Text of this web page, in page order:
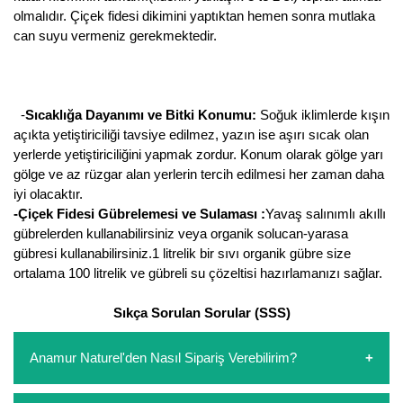
olmalıdır. Çiçek fidesi dikimini yaptıktan hemen sonra mutlaka
can suyu vermeniz gerekmektedir.
-Sıcaklığa Dayanımı ve Bitki Konumu: Soğuk iklimlerde kışın
açıkta yetiştiriciliği tavsiye edilmez, yazın ise aşırı sıcak olan
yerlerde yetiştiriciliğini yapmak zordur. Konum olarak gölge yarı
gölge ve az rüzgar alan yerlerin tercih edilmesi her zaman daha
iyi olacaktır.
-Çiçek Fidesi Gübrelemesi ve Sulaması :Yavaş salınımlı akıllı
gübrelerden kullanabilirsiniz veya organik solucan-yarasa
gübresi kullanabilirsiniz.1 litrelik bir sıvı organik gübre size
ortalama 100 litrelik ve gübreli su çözeltisi hazırlamanızı sağlar.
Sıkça Sorulan Sorular (SSS)
Anamur Naturel'den Nasıl Sipariş Verebilirim?